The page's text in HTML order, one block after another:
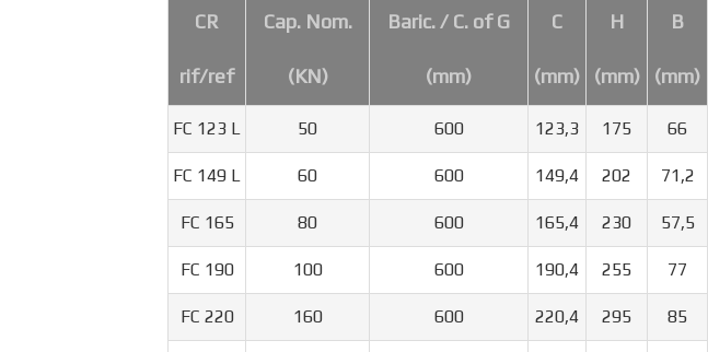
CR
rif/ref
Cap. Nom.
(KN)
Baric. / C. of G
(mm)
C
(mm)
H
(mm)
B
(mm)
FC 123 L 50 600 123,3 175 66
FC 149 L 60 600 149,4 202 71,2
FC 165 80 600 165,4 230 57,5
FC 190 100 600 190,4 255 77
FC 220 160 600 220,4 295 85